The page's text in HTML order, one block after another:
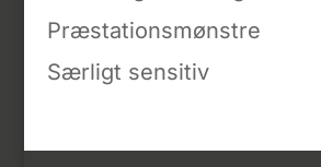
Præstationsmønstre
Særligt sensitiv